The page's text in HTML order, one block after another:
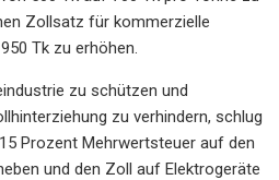
Zollsatz für kommerzielle
Tk zu erhöhen.
zu schützen und
zu verhindern, schlug
Prozent Mehrwertsteuer auf den
und den Zoll auf Elektrogeräte